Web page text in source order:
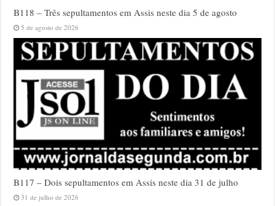
B118 – Três sepultamentos em Assis neste dia 5 de agosto
5 de agosto de 2026
B117 – Dois sepultamentos em Assis neste dia 31 de julho
31 de julho de 2026